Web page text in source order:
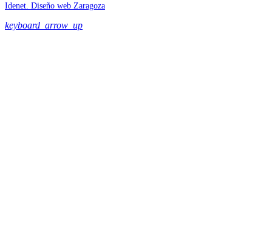
Idenet. Diseño web Zaragoza
keyboard_arrow_up